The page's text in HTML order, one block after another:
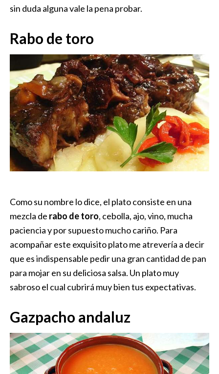
sin duda alguna vale la pena probar.
Rabo de toro
Como su nombre lo dice, el plato consiste en una
mezcla de rabo de toro, cebolla, ajo, vino, mucha
paciencia y por supuesto mucho cariño. Para
acompañar este exquisito plato me atrevería a decir
que es indispensable pedir una gran cantidad de pan
para mojar en su deliciosa salsa. Un plato muy
sabroso el cual cubrirá muy bien tus expectativas.
Gazpacho andaluz